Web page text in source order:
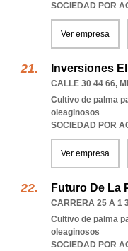
SOCIEDAD POR
Ver empresa
Inversiones
CALLE 30 44 66,
Cultivo de palma
oleaginosos
SOCIEDAD POR
Ver empresa
Futuro De La
CARRERA 25 A 1
Cultivo de palma
oleaginosos
SOCIEDAD POR